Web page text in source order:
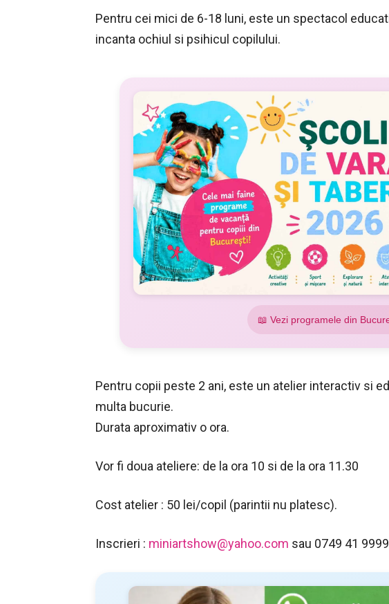
Pentru cei mici de 6-18 luni, este un spectacol
incanta ochiul si psihicul copilului.
📖 Vezi programele din
Pentru copii peste 2 ani, este un atelier interactiv si
multa bucurie.
Durata aproximativ o ora.
Vor fi doua ateliere: de la ora 10 si de la ora 11.30
Cost atelier : 50 lei/copil (parintii nu platesc).
Inscrieri : miniartshow@yahoo.com sau 0749 41